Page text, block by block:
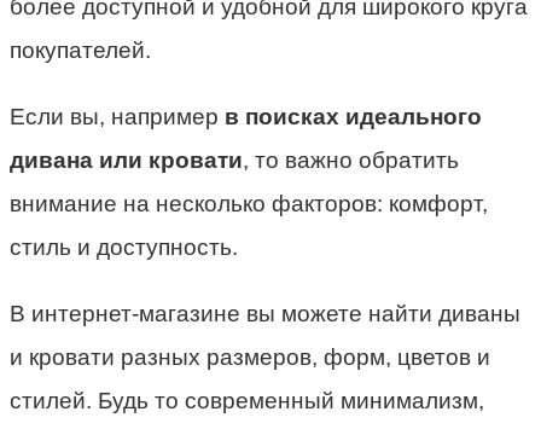
более доступной и удобной для широкого круга
покупателей.
Если вы, например в поисках идеального
дивана или кровати, то важно обратить
внимание на несколько факторов: комфорт,
стиль и доступность.
В интернет-магазине вы можете найти диваны
и кровати разных размеров, форм, цветов и
стилей. Будь то современный минимализм,